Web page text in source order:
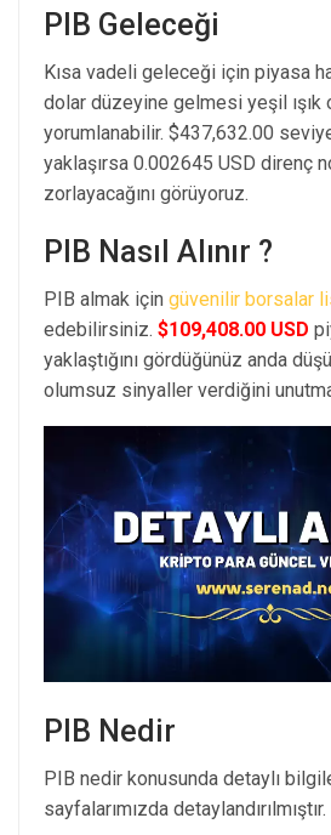
PIB Geleceği
Kısa vadeli geleceği için piyasa
dolar düzeyine gelmesi yeşil ışık
yorumlanabilir. $437,632.00
yaklaşırsa 0.002645 USD direnç
zorlayacağını görüyoruz.
PIB Nasıl Alınır ?
PIB almak için güvenilir borsalar
edebilirsiniz. $109,408.00 USD
yaklaştığını gördüğünüz anda
olumsuz sinyaller verdiğini
PIB Nedir
PIB nedir konusunda detaylı
sayfalarımızda detaylandırılmıştır.